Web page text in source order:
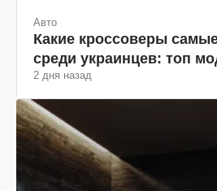
Авто
Какие кроссоверы
среди украинцев: топ